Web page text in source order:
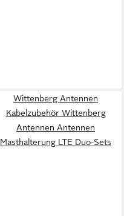
Wittenberg Antennen
Kabelzubehör Wittenberg
Antennen Antennen
Masthalterung LTE Duo-Sets